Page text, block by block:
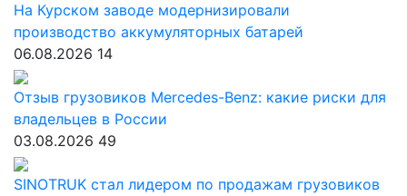
На Курском заводе модернизировали
производство аккумуляторных батарей
06.08.2026 14
Отзыв грузовиков Mercedes-Benz: какие риски для
владельцев в России
03.08.2026 49
SINOTRUK стал лидером по продажам грузовиков